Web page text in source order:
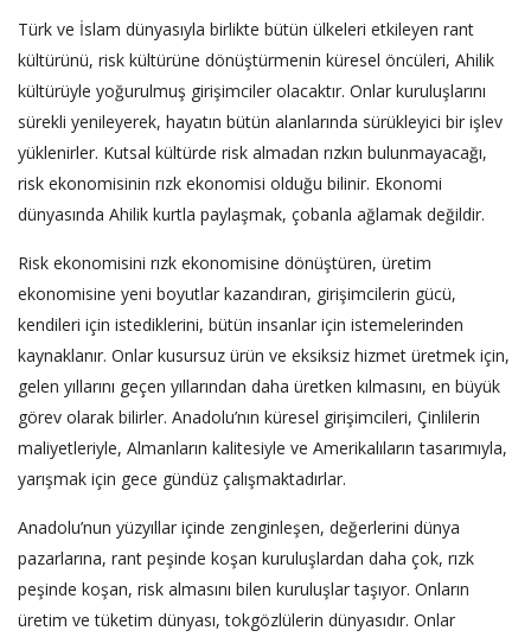
Türk ve İslam dünyasıyla birlikte bütün ülkeleri etkileyen rant
kültürünü, risk kültürüne dönüştürmenin küresel öncüleri, Ahilik
kültürüyle yoğurulmuş girişimciler olacaktır. Onlar kuruluşlarını
sürekli yenileyerek, hayatın bütün alanlarında sürükleyici bir işlev
yüklenirler. Kutsal kültürde risk almadan rızkın bulunmayacağı,
risk ekonomisinin rızk ekonomisi olduğu bilinir. Ekonomi
dünyasında Ahilik kurtla paylaşmak, çobanla ağlamak değildir.
Risk ekonomisini rızk ekonomisine dönüştüren, üretim
ekonomisine yeni boyutlar kazandıran, girişimcilerin gücü,
kendileri için istediklerini, bütün insanlar için istemelerinden
kaynaklanır. Onlar kusursuz ürün ve eksiksiz hizmet üretmek için,
gelen yıllarını geçen yıllarından daha üretken kılmasını, en büyük
görev olarak bilirler. Anadolu’nın küresel girişimcileri, Çinlilerin
maliyetleriyle, Almanların kalitesiyle ve Amerikalıların tasarımıyla,
yarışmak için gece gündüz çalışmaktadırlar.
Anadolu’nun yüzyıllar içinde zenginleşen, değerlerini dünya
pazarlarına, rant peşinde koşan kuruluşlardan daha çok, rızk
peşinde koşan, risk almasını bilen kuruluşlar taşıyor. Onların
üretim ve tüketim dünyası, tokgözlülerin dünyasıdır. Onlar